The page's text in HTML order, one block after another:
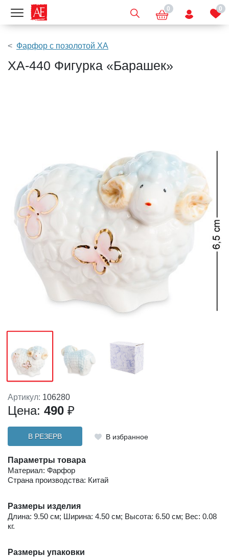
Показать меню 0 0
Фарфор с позолотой XA
XA-440 Фигурка «Барашек»
Артикул: 106280
Цена: 490 ₽
В РЕЗЕРВ В избранное
Параметры товара
Материал: Фарфор
Страна производства: Китай
Размеры изделия
Длина: 9.50 см; Ширина: 4.50 см; Высота: 6.50 см; Вес: 0.08
кг.
Размеры упаковки